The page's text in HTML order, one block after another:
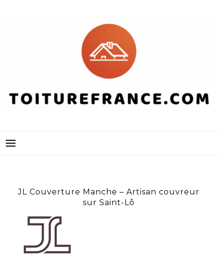
JL Couverture Manche – Artisan couvreur
sur Saint-Lô